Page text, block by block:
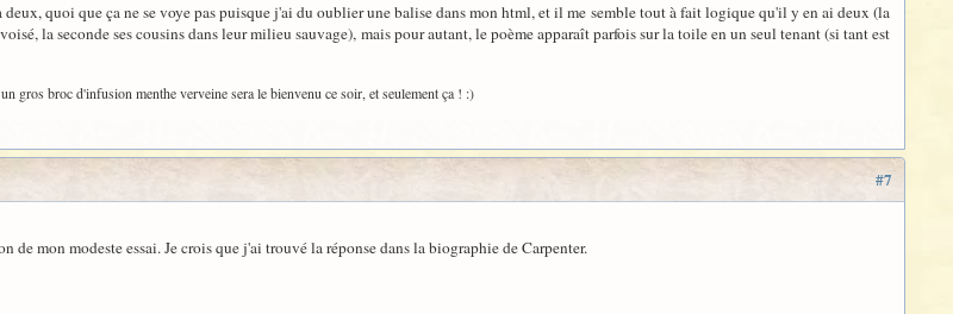
quoi que ça ne se voye pas puisque j'ai du oublier une balise dans mon html, et il me semble tout à fait logique qu'il y en ai deux (la
la seconde ses cousins dans leur milieu sauvage), mais pour autant, le poème apparaît parfois sur la toile en un seul tenant (si tant est
gros broc d'infusion menthe verveine sera le bienvenu ce soir, et seulement ça ! :)
#7
de mon modeste essai. Je crois que j'ai trouvé la réponse dans la biographie de Carpenter.